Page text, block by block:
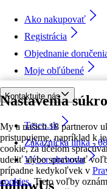
Nastavenia
My a našich 18 partnerov
pristupujeme, napríklad k
cookie, za účelom
udeliť alebo spravovať
prípadne kedykoľvek v
cookies. Tieto voľby
Ako nakupovať
Registrácia
Objednanie
Moje obľúbené
Kontaktujte nás
Tesco.sk
Zákaznícka linka -
Výber obchodu
followUs